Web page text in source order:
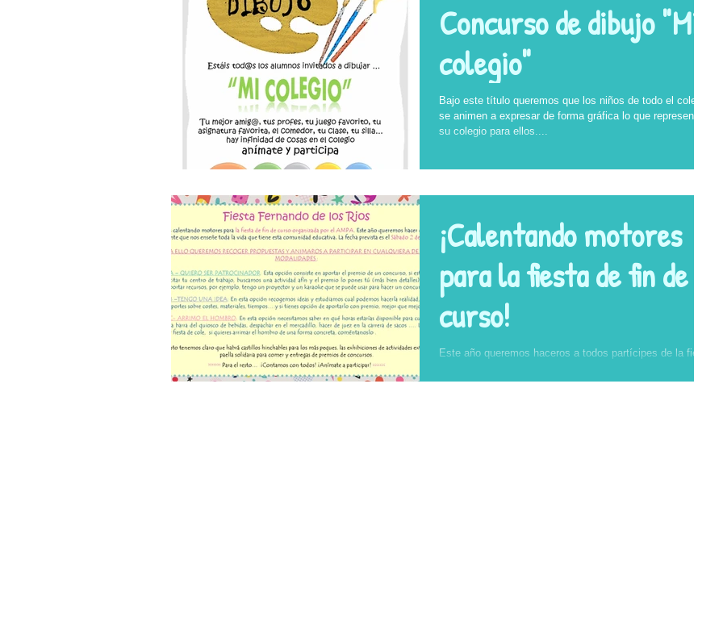
Concurso de dibujo "Mi
colegio"
Bajo este título queremos que los niños de todo el colegio
se animen a expresar de forma gráfica lo que representa
su colegio para ellos....
¡Calentando motores
para la fiesta de fin de
curso!
Este año queremos haceros a todos partícipes de la fiesta
una tres propuestas...